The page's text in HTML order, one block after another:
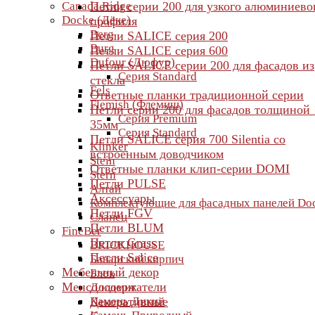
Canada Ridge
Docke (Дёке)
Berg
Burg
Dufour (Дюфур)
Серия Standard
Fels
Flemish (Флемиш)
Серия Premium
Серия Standard
Klinker
Stein
Stern
Алтай
Комплектующие для фасадных панелей
Сланец
FineBer
BRICKHOUSE
Баварский кирпич
Блок
Доломит
Камень Дикий
Петли серии 200 для узкого
профиля
Петли SALICE серия 200
Петли SALICE серия 600
Петли SALICE серии 200 для фасадов из
стекла
Ответные планки традиционной серии
Петли серии 200 для фасадов толщиной
35мм
Петли SALICE серия 700 Silentia со
встроенным доводчиком
Ответные планки клип-серии DOMI
Петли PULSE
Аксессуары
Петли FGV
Петли BLUM
Петли Grass
Петли Salice
Мебельный декор
Менсолодержатели
Декоративные